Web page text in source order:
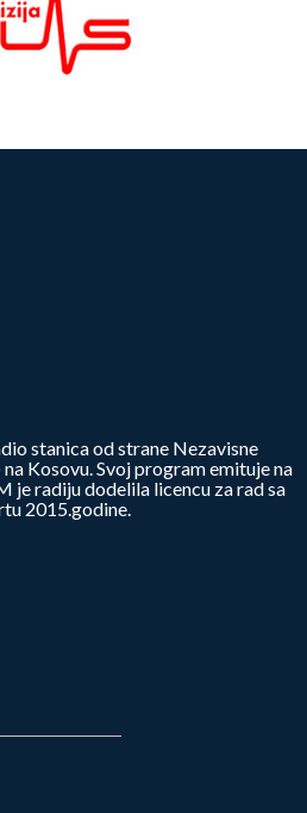
stanica od strane Nezavisne
Kosovu. Svoj program emituje na
je radiju dodelila licencu za rad sa
2015.godine.